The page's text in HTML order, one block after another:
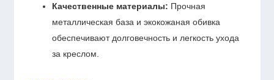
Качественные материалы: Прочная
металлическая база и экокожаная обивка
обеспечивают долговечность и легкость ухода
за креслом.